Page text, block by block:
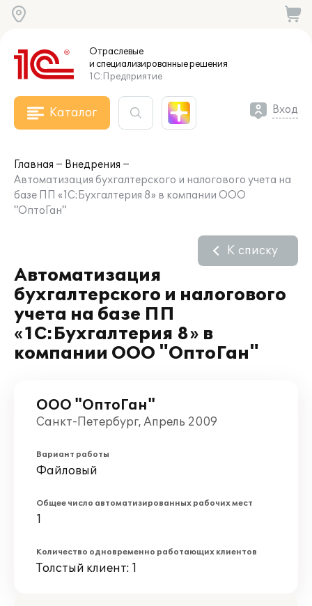
Отраслевые
и специализированныерешения
1С:Предприятие
Каталог Вход
Главная
Внедрения
Автоматизация бухгалтерского и налогового учета на
базе ПП «1C:Бухгалтерия 8» в компании ООО
"ОптоГан"
Автоматизация
бухгалтерского и налогового
учета на базе ПП
«1C:Бухгалтерия 8» в
компании ООО "ОптоГан"
К списку
ООО "ОптоГан"
Санкт-Петербург, Апрель 2009
Вариант работы
Файловый
Общее число автоматизированных рабочих мест
1
Количество одновременно работающих клиентов
Толстый клиент: 1